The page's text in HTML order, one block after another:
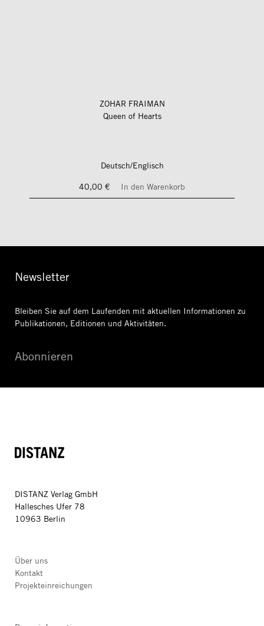
ZOHAR FRAIMAN
Queen of Hearts
Deutsch/Englisch
40,00 €
In den Warenkorb
Newsletter
Bleiben Sie auf dem Laufenden mit aktuellen Informationen zu
Publikationen, Editionen und Aktivitäten.
Abonnieren
DISTANZ
DISTANZ Verlag GmbH
Hallesches Ufer 78
10963 Berlin
Über uns
Kontakt
Projekteinreichungen